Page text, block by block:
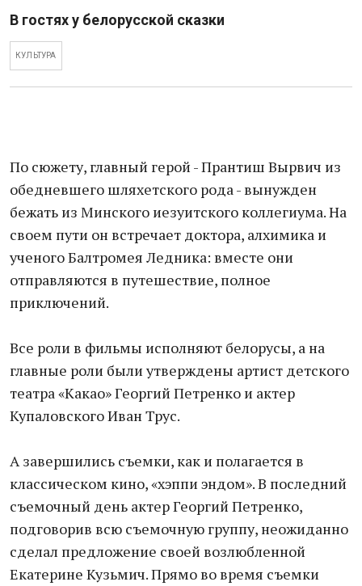
В гостях у белорусской сказки
КУЛЬТУРА
По сюжету, главный герой - Прантиш Вырвич из
обедневшего шляхетского рода - вынужден
бежать из Минского иезуитского коллегиума. На
своем пути он встречает доктора, алхимика и
ученого Балтромея Ледника: вместе они
отправляются в путешествие, полное
приключений.
Все роли в фильмы исполняют белорусы, а на
главные роли были утверждены артист детского
театра «Какао» Георгий Петренко и актер
Купаловского Иван Трус.
А завершились съемки, как и полагается в
классическом кино, «хэппи эндом». В последний
съемочный день актер Георгий Петренко,
подговорив всю съемочную группу, неожиданно
сделал предложение своей возлюбленной
Екатерине Кузьмич. Прямо во время съемки